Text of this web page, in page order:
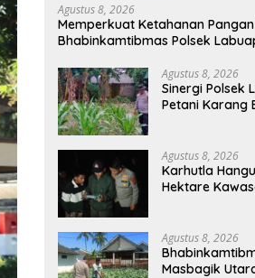
Agustus 8, 2026
Memperkuat Ketahanan
Bhabinkamtibmas Polsek
Agustus 8, 2026
Sinergi Polsek
Petani Karang
Agustus 8, 2026
Karhutla
Hektare
Padamkan Api
Agustus 8, 2026
Masbagik